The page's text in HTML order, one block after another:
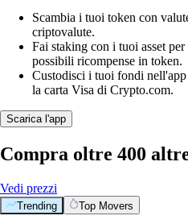
Scambia i tuoi token con
criptovalute.
Fai staking con i tuoi asset
possibili ricompense in token.
Custodisci i tuoi fondi
la carta Visa di Crypto.com.
Scarica l'app
Compra oltre 400
Vedi prezzi
Trending Top Movers